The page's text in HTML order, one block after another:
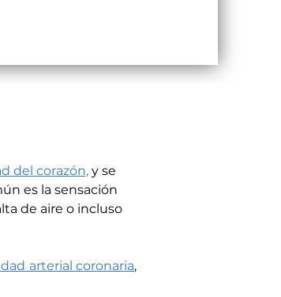
del corazón, y se
es la sensación
de aire o incluso
arterial coronaria